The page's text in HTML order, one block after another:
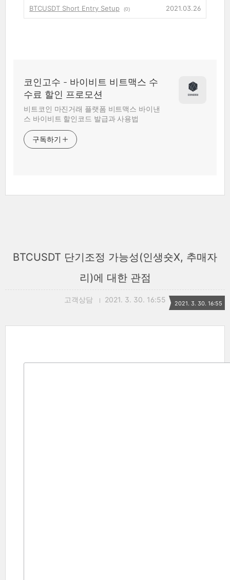
BTCUSDT Short Entry Setup
(0) 2021.03.26
코인고수 - 바이비트 비트맥스 수
수료 할인 프로모션
비트코인 마진거래 플랫폼 비트맥스 바이낸
스 바이비트 할인코드 발급과 사용법
구독하기
BTCUSDT 단기조정 가능성(인생숏X, 추매자
리)에 대한 관점
고객상담 2021. 3. 30. 16:55 2021. 3. 30. 16:55